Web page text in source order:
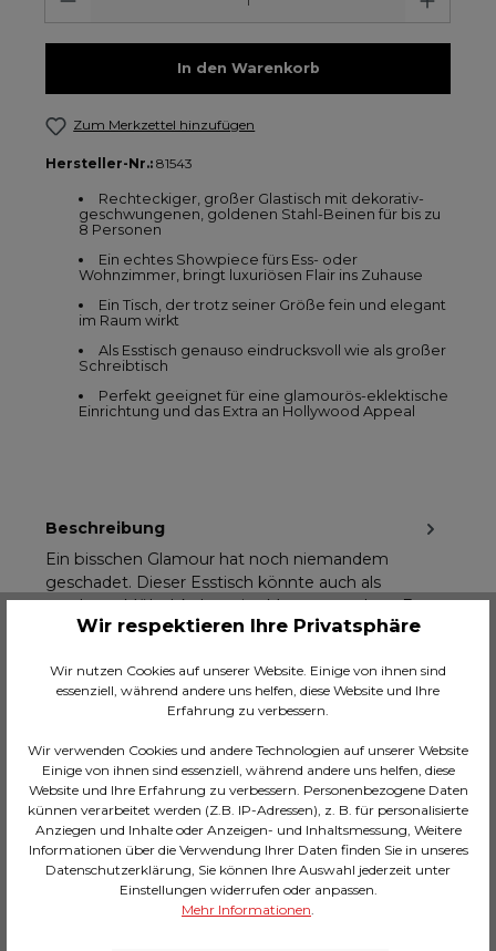
In den Warenkorb
Zum Merkzettel hinzufügen
Hersteller-Nr.: 81543
Rechteckiger, großer Glastisch mit dekorativ-
geschwungenen, goldenen Stahl-Beinen für bis zu
8 Personen
Ein echtes Showpiece fürs Ess- oder
Wohnzimmer, bringt luxuriösen Flair ins Zuhause
Ein Tisch, der trotz seiner Größe fein und elegant
im Raum wirkt
Als Esstisch genauso eindrucksvoll wie als großer
Schreibtisch
Perfekt geeignet für eine glamourös-eklektische
Einrichtung und das Extra an Hollywood Appeal
Beschreibung
Ein bisschen Glamour hat noch niemandem
geschadet. Dieser Esstisch könnte auch als
moderne Möbelskulptur im Museum stehen. E…
Mehr
Technische Daten
Massangaben
Bewertungen
Mehr Inspiration
Wir respektieren Ihre Privatsphäre
Wir nutzen Cookies auf unserer Website. Einige von ihnen sind
essenziell, während andere uns helfen, diese Website und Ihre
Erfahrung zu verbessern.
Wir verwenden Cookies und andere Technologien auf unserer Website
Einige von ihnen sind essenziell, während andere uns helfen, diese
Website und Ihre Erfahrung zu verbessern. Personenbezogene Daten
künnen verarbeitet werden (Z.B. IP-Adressen), z. B. für personalisierte
Anziegen und Inhalte oder Anzeigen- und Inhaltsmessung, Weitere
Informationen über die Verwendung Ihrer Daten finden Sie in unseres
Datenschutzerklärung, Sie können Ihre Auswahl jederzeit unter
Einstellungen widerrufen oder anpassen.
Mehr Informationen.